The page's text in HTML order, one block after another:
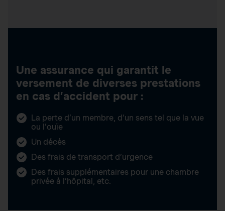
Une assurance qui garantit le
versement de diverses prestations
en cas d’accident pour :
La perte d’un membre, d’un sens tel que la vue
ou l’ouïe
Un décès
Des frais de transport d’urgence
Des frais supplémentaires pour une chambre
privée à l’hôpital, etc.